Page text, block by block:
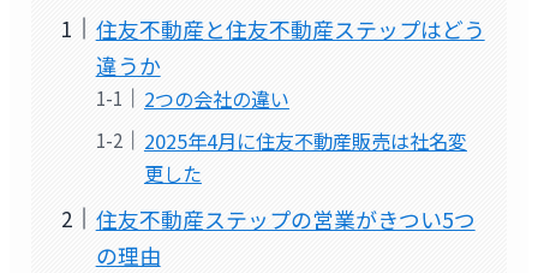
住友不動産と住友不動産ステップはどう
違うか
2つの会社の違い
2025年4月に住友不動産販売は社名変
更した
住友不動産ステップの営業がきつい5つ
の理由